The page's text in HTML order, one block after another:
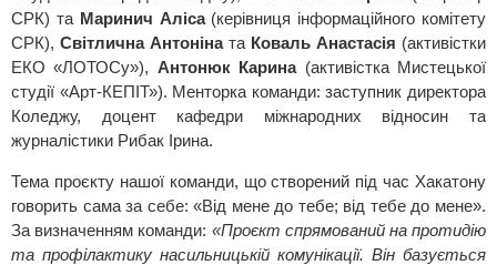
СРК) та Маринич Аліса(керівниця інформаційного комітету
СРК), Світлична Антоніна та Коваль Анастасія (активістки
ЕКО «ЛОТОСу»), Антонюк Карина(активістка Мистецької
студії «Арт-КЕПІТ»). Менторка команди: заступник директора
Коледжу, доцент кафедри міжнародних відносин та
журналістики Рибак Ірина.
Тема проєкту нашої команди, що створений під час Хакатону
говорить сама за себе: «Від мене до тебе; від тебе до мене».
За визначенням команди: «Проєкт спрямований на протидію
та профілактику насильницькій комунікації. Він базується